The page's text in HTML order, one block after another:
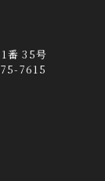
番 35号
7615